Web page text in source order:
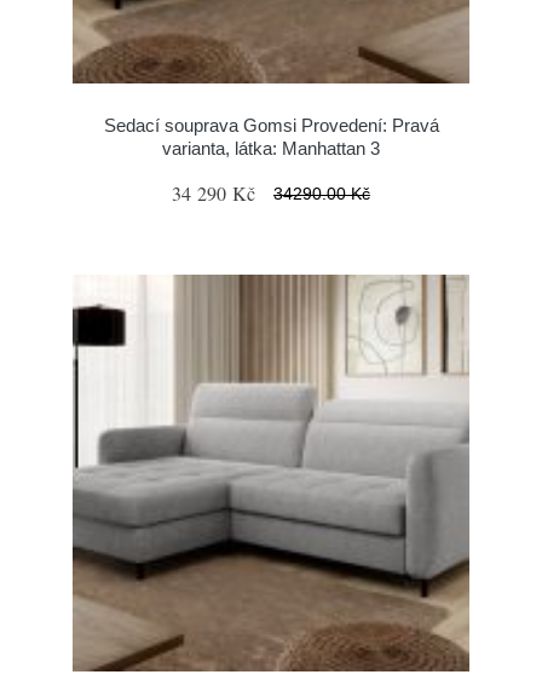
Sedací souprava Gomsi Provedení: Pravá
varianta, látka: Manhattan 3
34 290 Kč 34290.00 Kč